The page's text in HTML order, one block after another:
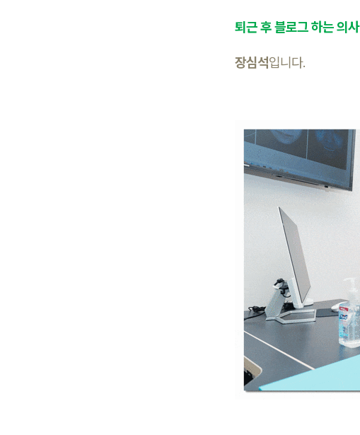
퇴근 후 블로그 하는 의사
장심석입니다.